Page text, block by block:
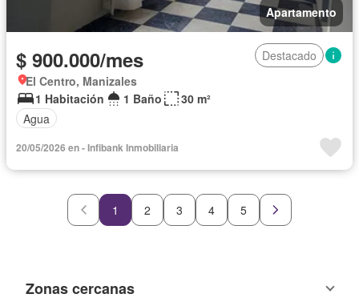
Apartamento
$ 900.000/mes
Destacado
El Centro, Manizales
1 Habitación
1 Baño
30 m²
Agua
20/05/2026 en - Infibank Inmobiliaria
1 2 3 4 5
Zonas cercanas